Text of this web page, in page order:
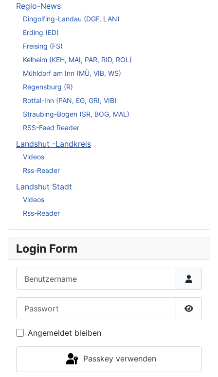
Regio-News
Dingolfing-Landau (DGF, LAN)
Erding (ED)
Freising (FS)
Kelheim (KEH, MAI, PAR, RID, ROL)
Mühldorf am Inn (MÜ, VIB, WS)
Regensburg (R)
Rottal-Inn (PAN, EG, GRI, VIB)
Straubing-Bogen (SR, BOG, MAL)
RSS-Feed Reader
Landshut -Landkreis
Videos
Rss-Reader
Landshut Stadt
Videos
Rss-Reader
Login Form
Angemeldet bleiben
Passkey verwenden